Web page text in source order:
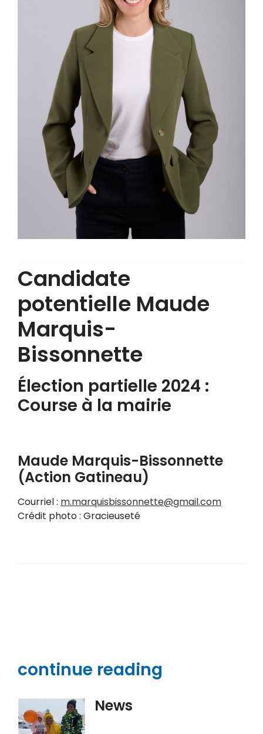
Candidate
potentielle Maude
Marquis-
Bissonnette
Élection partielle 2024 :
Course à la mairie
Maude Marquis-Bissonnette
(Action Gatineau)
Courriel : m.marquisbissonnette@gmail.com
Crédit photo : Gracieuseté
continue reading
News